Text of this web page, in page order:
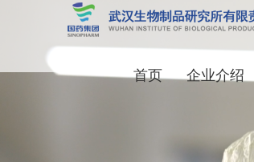
首页 企业介绍